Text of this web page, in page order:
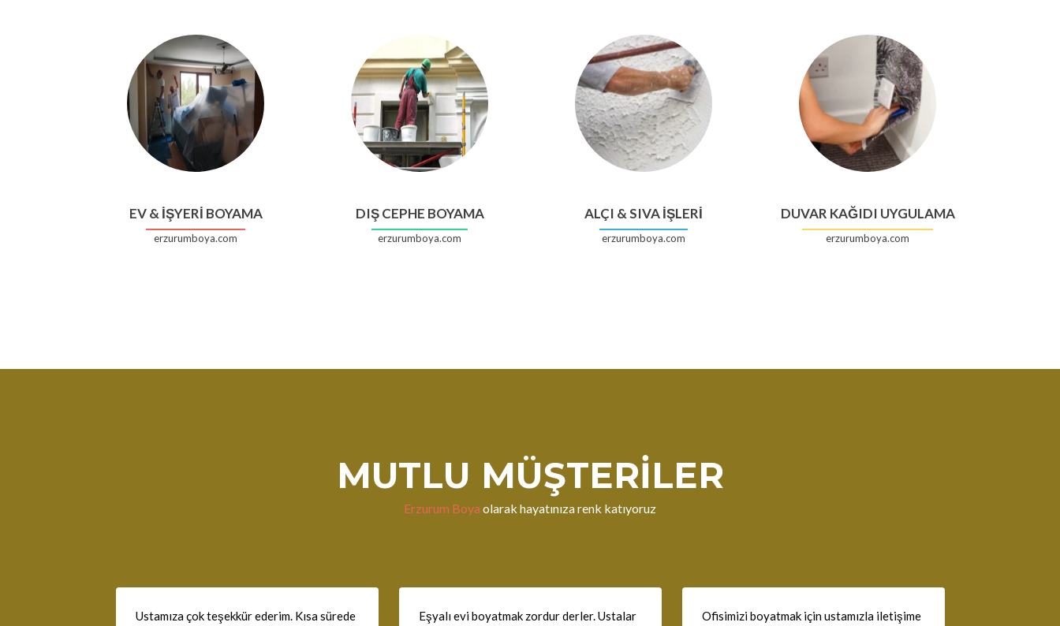
EV & İŞYERİ BOYAMA
erzurumboya.com
DIŞ CEPHE BOYAMA
erzurumboya.com
ALÇI & SIVA İŞLERİ
erzurumboya.com
DUVAR KAĞIDI UYGULAMA
erzurumboya.com
MUTLU MÜŞTERILER
Erzurum Boya olarak hayatınıza renk katıyoruz
Ustamıza çok teşekkür ederim. Kısa sürede Eşyalı evi boyatmak zordur derler. Ustalar Ofisimizi boyatmak için ustamızla iletişime